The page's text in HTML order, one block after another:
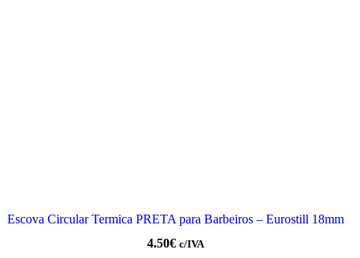
Escova Circular Termica PRETA para Barbeiros – Eurostill 18mm
4.50€ c/IVA